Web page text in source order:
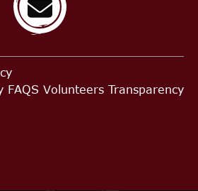
FAQS Volunteers Transparency